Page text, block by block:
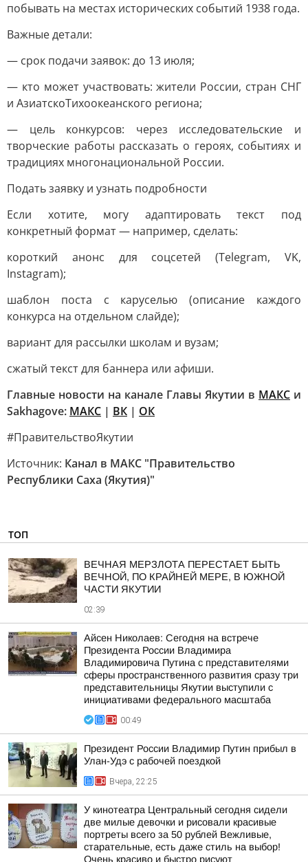
побывать на местах исторических событий 1938 года.
Важные детали:
— срок подачи заявок: до 13 июля;
— кто может участвовать: жители России, стран СНГ
и АзиатскоТихоокеанского региона;
— цель конкурсов: через исследовательские и
творческие работы рассказать о героях, событиях и
традициях многонациональной России.
Подать заявку и узнать подробности
Если хотите, могу адаптировать текст под
конкретный формат — например, сделать:
короткий анонс для соцсетей (Telegram, VK,
Instagram);
шаблон поста с каруселью (описание каждого
конкурса на отдельном слайде);
вариант для рассылки школам и вузам;
сжатый текст для баннера или афиши.
Главные новости на канале Главы Якутии в MAКС и
Sakhagove: MAКС | ВК | ОК
#ПравительствоЯкутии
Источник: Канал в МАКС "Правительство
Республики Саха (Якутия)"
ТОП
ВЕЧНАЯ МЕРЗЛОТА ПЕРЕСТАЕТ БЫТЬ
ВЕЧНОЙ, ПО КРАЙНЕЙ МЕРЕ, В ЮЖНОЙ
ЧАСТИ ЯКУТИИ
02:39
Айсен Николаев: Сегодня на встрече
Президента России Владимира
Владимировича Путина с представителями
сферы пространственного развития сразу три
представительницы Якутии выступили с
инициативами федерального масштаба
00:49
Президент России Владимир Путин прибыл в
Улан-Удэ с рабочей поездкой
Вчера, 22:25
У кинотеатра Центральный сегодня сидели
две милые девочки и рисовали красивые
портреты всего за 50 рублей Вежливые,
старательные, есть даже стиль на выбор!
Очень красиво и быстро рисуют